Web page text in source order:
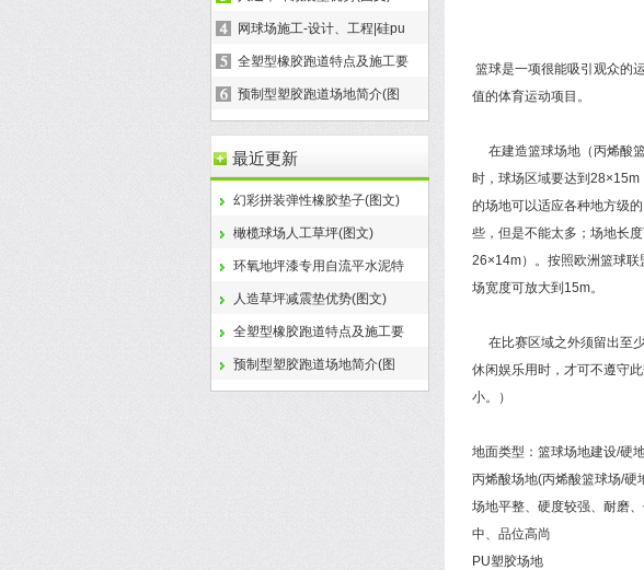
篮球是一项很能吸引观众的
值的体育运动项目。
在建造篮球场地（丙烯酸篮
时，球场区域要达到
的场地可以适应各种地方级
些，但是不能太多；场地长
26×14m）。按照欧洲篮球
场宽度可放大到15m。
在比赛区域之外须留出至
休闲娱乐用时，才可不遵守
小。）
地面类型：篮球场地建设/硬
丙烯酸场地(丙烯酸篮球场/硬
场地平整、硬度较强、耐磨
中、品位高尚
PU塑胶场地
网球场施工-设计、工程|硅pu
全塑型橡胶跑道特点及施工要
预制型塑胶跑道场地简介(图
最近更新
幻彩拼装弹性橡胶垫子(图文)
橄榄球场人工草坪(图文)
环氧地坪漆专用自流平水泥特
人造草坪减震垫优势(图文)
全塑型橡胶跑道特点及施工要
预制型塑胶跑道场地简介(图